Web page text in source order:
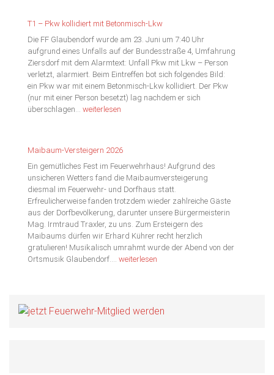
Wettkampfgruppe
Glaubendorf
T1 – Pkw kollidiert mit Betonmisch-Lkw
Die FF Glaubendorf wurde am 23. Juni um 7:40 Uhr
aufgrund eines Unfalls auf der Bundesstraße 4, Umfahrung
Ziersdorf mit dem Alarmtext: Unfall Pkw mit Lkw – Person
verletzt, alarmiert. Beim Eintreffen bot sich folgendes Bild:
ein Pkw war mit einem Betonmisch-Lkw kollidiert. Der Pkw
(nur mit einer Person besetzt) lag nachdem er sich
überschlagen… T1
mit
Betonmisch-
Lkw
weiterlesen
Maibaum-Versteigern 2026
Ein gemütliches Fest im Feuerwehrhaus! Aufgrund des
unsicheren Wetters fand die Maibaumversteigerung
diesmal im Feuerwehr- und Dorfhaus statt.
Erfreulicherweise fanden trotzdem wieder zahlreiche Gäste
aus der Dorfbevölkerung, darunter unsere Bürgermeisterin
Mag. Irmtraud Traxler, zu uns. Zum Ersteigern des
Maibaums dürfen wir Erhard Kührer recht herzlich
gratulieren! Musikalisch umrahmt wurde der Abend von der
Ortsmusik Glaubendorf.… Maibaum-
weiterlesen